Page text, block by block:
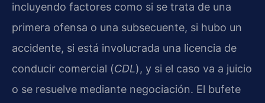
incluyendo factores como si se trata de una
primera ofensa o una subsecuente, si hubo un
accidente, si está involucrada una licencia de
conducir comercial (CDL), y si el caso va a juicio
o se resuelve mediante negociación. El bufete